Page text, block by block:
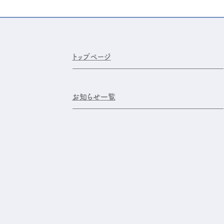
トップページ
お知らせ一覧